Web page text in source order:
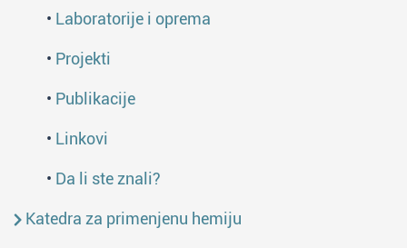
• Laboratorije i oprema
• Projekti
• Publikacije
• Linkovi
• Da li ste znali?
Katedra za primenjenu hemiju